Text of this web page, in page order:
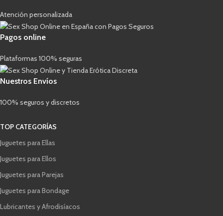
Atención personalizada
Pagos online
Plataformas 100% seguras
Nuestros Envíos
100% seguros y discretos
TOP CATEGORÍAS
Juguetes para Ellas
Juguetes para Ellos
Juguetes para Parejas
Juguetes para Bondage
Lubricantes y Afrodisíacos